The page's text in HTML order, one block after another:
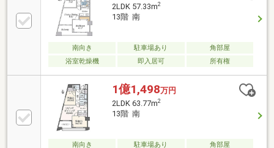
2LDK 57.33m2
13階 南
南向き 駐車場あり
角部屋
浴室乾燥機
即入居可 所有権
1億1,498万円
2LDK 63.77m2
13階 南
南向き 駐車場あり 角部屋